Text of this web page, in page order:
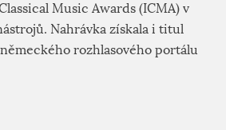
Music Awards (ICMA) v
Nahrávka získala i titul
rozhlasového portálu